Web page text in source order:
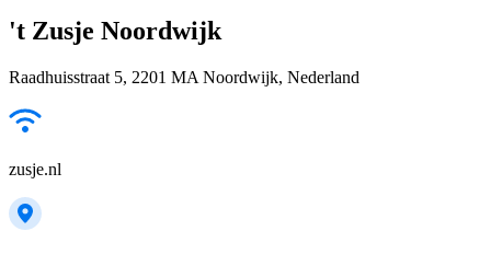
't Zusje Noordwijk
Raadhuisstraat 5, 2201 MA Noordwijk, Nederland
zusje.nl